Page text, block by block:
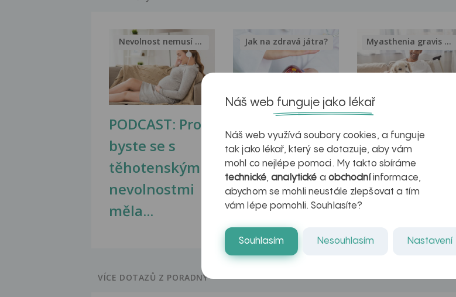
PODCAST: Proč
byste se s
těhotenskými
nevolnostmi
měla...
Nevolnost nemusí být nutnou...
jater v datech a
obrazech
Jak na zdravá játra?
léčba
myastenie –
naděje pro ty,
kteří ji...
Myasthenia gravis – vše, co...
VÍCE DOTAZŮ Z PORADNY
Náš web funguje jako lékař
Náš web využívá soubory cookies, a funguje
tak jako lékař, který se dotazuje, aby vám
mohl co nejlépe pomoci. My takto sbíráme
technické,analytické a obchodníinformace,
abychom se mohli neustále zlepšovat a tím
vám lépe pomohli. Souhlasíte?
Souhlasím Nesouhlasím Nastavení